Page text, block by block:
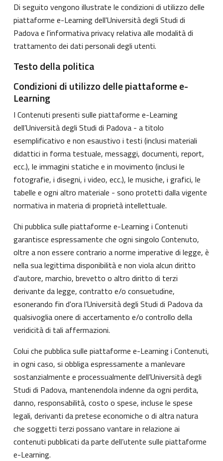
Di seguito vengono illustrate le condizioni di utilizzo delle
piattaforme e-Learning dell'Università degli Studi di
Padova e l'informativa privacy relativa alle modalità di
trattamento dei dati personali degli utenti.
Testo della politica
Condizioni di utilizzo delle piattaforme e-
Learning
I Contenuti presenti sulle piattaforme e-Learning
dell’Università degli Studi di Padova - a titolo
esemplificativo e non esaustivo i testi (inclusi materiali
didattici in forma testuale, messaggi, documenti, report,
ecc.), le immagini statiche e in movimento (inclusi le
fotografie, i disegni, i video, ecc.), le musiche, i grafici, le
tabelle e ogni altro materiale - sono protetti dalla vigente
normativa in materia di proprietà intellettuale.
Chi pubblica sulle piattaforme e-Learning i Contenuti
garantisce espressamente che ogni singolo Contenuto,
oltre a non essere contrario a norme imperative di legge, è
nella sua legittima disponibilità e non viola alcun diritto
d'autore, marchio, brevetto o altro diritto di terzi
derivante da legge, contratto e/o consuetudine,
esonerando fin d'ora l’Università degli Studi di Padova da
qualsivoglia onere di accertamento e/o controllo della
veridicità di tali affermazioni.
Colui che pubblica sulle piattaforme e-Learning i Contenuti,
in ogni caso, si obbliga espressamente a manlevare
sostanzialmente e processualmente dell’Università degli
Studi di Padova, mantenendola indenne da ogni perdita,
danno, responsabilità, costo o spese, incluse le spese
legali, derivanti da pretese economiche o di altra natura
che soggetti terzi possano vantare in relazione ai
contenuti pubblicati da parte dell’utente sulle piattaforme
e-Learning.